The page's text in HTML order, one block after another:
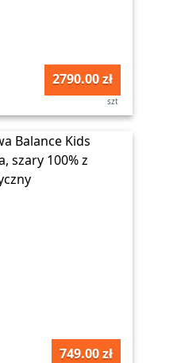
2790.00 zł
szt
749.00 zł